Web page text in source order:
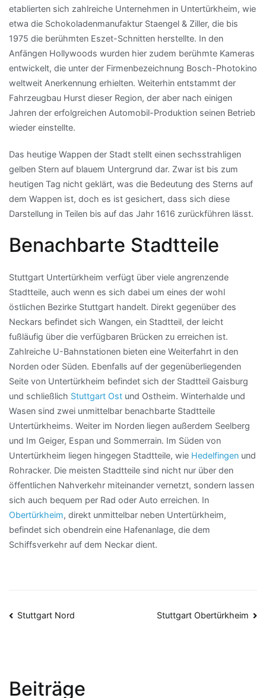
etablierten sich zahlreiche Unternehmen in Untertürkheim, wie
etwa die Schokoladenmanufaktur Staengel & Ziller, die bis
1975 die berühmten Eszet-Schnitten herstellte. In den
Anfängen Hollywoods wurden hier zudem berühmte Kameras
entwickelt, die unter der Firmenbezeichnung Bosch-Photokino
weltweit Anerkennung erhielten. Weiterhin entstammt der
Fahrzeugbau Hurst dieser Region, der aber nach einigen
Jahren der erfolgreichen Automobil-Produktion seinen Betrieb
wieder einstellte.
Das heutige Wappen der Stadt stellt einen sechsstrahligen
gelben Stern auf blauem Untergrund dar. Zwar ist bis zum
heutigen Tag nicht geklärt, was die Bedeutung des Sterns auf
dem Wappen ist, doch es ist gesichert, dass sich diese
Darstellung in Teilen bis auf das Jahr 1616 zurückführen lässt.
Benachbarte Stadtteile
Stuttgart Untertürkheim verfügt über viele angrenzende
Stadtteile, auch wenn es sich dabei um eines der wohl
östlichen Bezirke Stuttgart handelt. Direkt gegenüber des
Neckars befindet sich Wangen, ein Stadtteil, der leicht
fußläufig über die verfügbaren Brücken zu erreichen ist.
Zahlreiche U-Bahnstationen bieten eine Weiterfahrt in den
Norden oder Süden. Ebenfalls auf der gegenüberliegenden
Seite von Untertürkheim befindet sich der Stadtteil Gaisburg
und schließlich Stuttgart Ost und Ostheim. Winterhalde und
Wasen sind zwei unmittelbar benachbarte Stadtteile
Untertürkheims. Weiter im Norden liegen außerdem Seelberg
und Im Geiger, Espan und Sommerrain. Im Süden von
Untertürkheim liegen hingegen Stadtteile, wie Hedelfingen und
Rohracker. Die meisten Stadtteile sind nicht nur über den
öffentlichen Nahverkehr miteinander vernetzt, sondern lassen
sich auch bequem per Rad oder Auto erreichen. In
Obertürkheim, direkt unmittelbar neben Untertürkheim,
befindet sich obendrein eine Hafenanlage, die dem
Schiffsverkehr auf dem Neckar dient.
Beitragsnavigation
Stuttgart Nord Stuttgart Obertürkheim
Beiträge